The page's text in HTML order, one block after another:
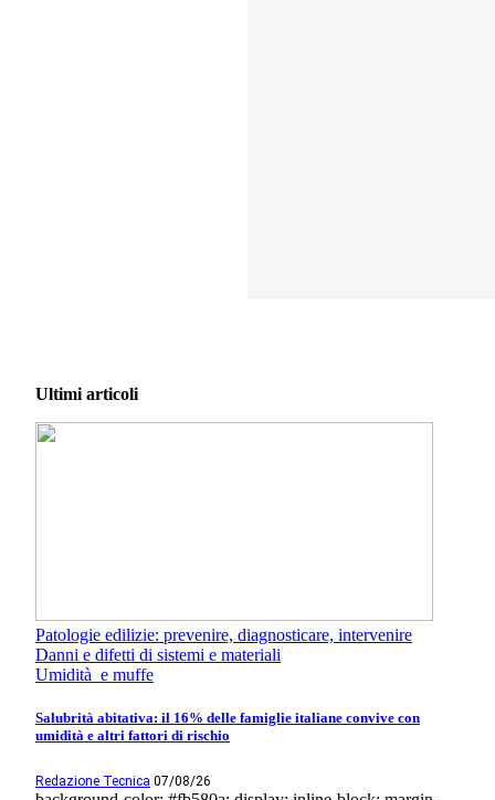
Ultimi articoli
Patologie edilizie: prevenire, diagnosticare, intervenire
Danni e difetti di sistemi e materiali
Umidità e muffe
Salubrità abitativa: il 16% delle famiglie italiane convive con
umidità e altri fattori di rischio
Redazione Tecnica 07/08/26